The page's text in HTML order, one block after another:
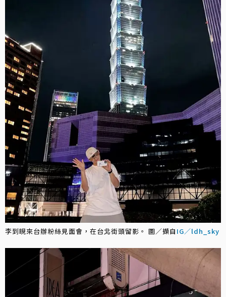
李到晛來台辦粉絲見面會，在台北街頭留影。 圖／擷自 IG／ldh_sky